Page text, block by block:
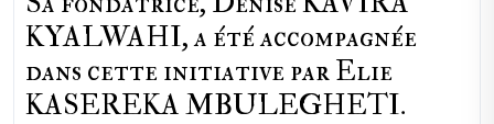
KYALWAHI, a été accompagnée
dans cette initiative par Elie
KASEREKA MBULEGHETI.